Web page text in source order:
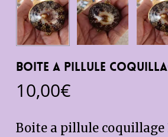
Boite a pillule
10,00€
Boite a pillule coquillage